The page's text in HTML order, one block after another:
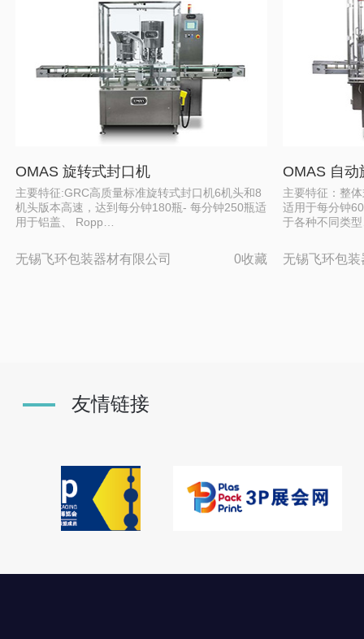
OMAS 旋转式封口机
主要特征:GRC高质量标准旋转式封口机6机头和8
机头版本高速，达到每分钟180瓶- 每分钟250瓶适
用于铝盖、 Ropp…
无锡飞环包装器材有限公司 0收藏
OMAS 自动
主要特征：整
适用于每分钟
于各种不同类
无锡飞环包
友情链接